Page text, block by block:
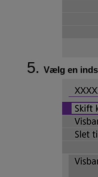
Vælg en